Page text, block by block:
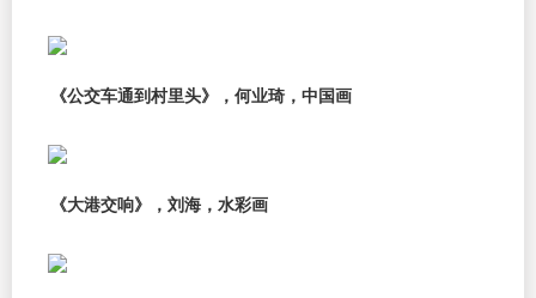
《公交车通到村里头》，何业琦，中国画
《大港交响》，刘海，水彩画